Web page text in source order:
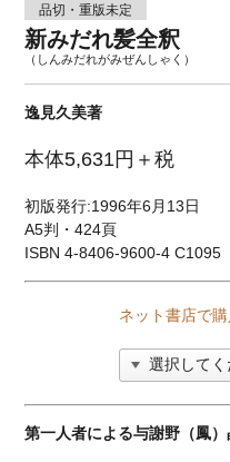
品切・重版未定
新みだれ髪全釈
（しんみだれがみぜんしゃく）
逸見久美著
本体5,631円＋税
初版発行:1996年6月13日
A5判・424頁
ISBN 4-8406-9600-4 C1095
ネット書店で
第一人者による与謝野（鳳